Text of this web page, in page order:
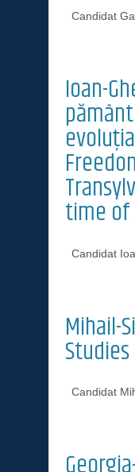
Candidat
Ioan-
time of
Candidat
Mihail-
Candidat